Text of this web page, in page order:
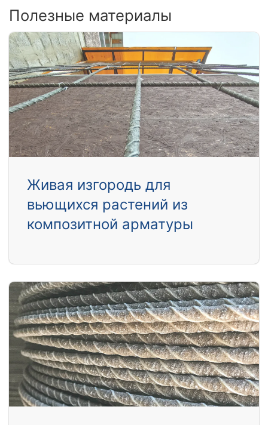
Полезные материалы
Живая изгородь для
вьющихся растений из
композитной арматуры